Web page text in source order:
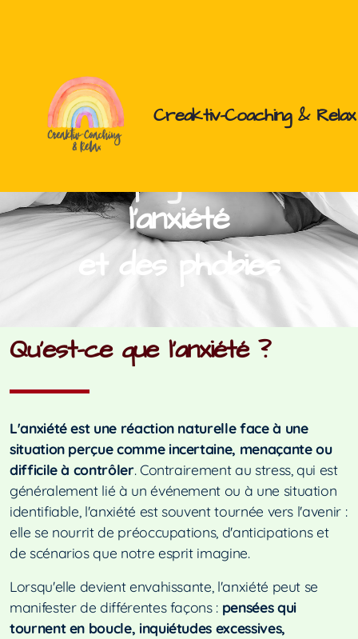
Creaktiv-Coaching & Relax
Accompagnement de
l'anxiété
et des phobies
Qu'est-ce que l'anxiété ?
L'anxiété est une réaction naturelle face à une
situation perçue comme incertaine, menaçante ou
difficile à contrôler. Contrairement au stress, qui est
généralement lié à un événement ou à une situation
identifiable, l'anxiété est souvent tournée vers l'avenir :
elle se nourrit de préoccupations, d'anticipations et
de scénarios que notre esprit imagine.
Lorsqu'elle devient envahissante, l'anxiété peut se
manifester de différentes façons : pensées qui
tournent en boucle, inquiétudes excessives,
Sophrologie
Coaching